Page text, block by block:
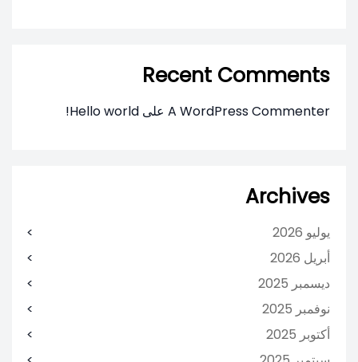
Recent Comments
A WordPress Commenter على Hello world!
Archives
يوليو 2026
أبريل 2026
ديسمبر 2025
نوفمبر 2025
أكتوبر 2025